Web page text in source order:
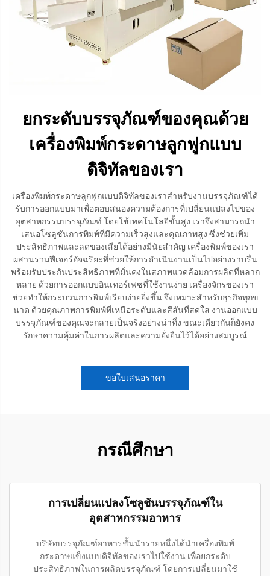
ยกระดับบรรจุภัณฑ์ของคุณด้วย
เครื่องพิมพ์กระดาษลูกฟูกแบบ
ดิจิทัลของเรา
เครื่องพิมพ์กระดาษลูกฟูกแบบดิจิทัลของเราสำหรับงานบรรจุภัณฑ์ได้
รับการออกแบบมาเพื่อตอบสนองความต้องการที่เปลี่ยนแปลงไปของ
อุตสาหกรรมบรรจุภัณฑ์ โดยใช้เทคโนโลยีขั้นสูง เราจึงสามารถนำ
เสนอโซลูชันการพิมพ์ที่มีความเร็วสูงและคุณภาพสูง ซึ่งช่วยเพิ่ม
ประสิทธิภาพและลดของเสียได้อย่างมีนัยสำคัญ เครื่องพิมพ์ของเรา
ผสานรวมฟีเจอร์อัจฉริยะที่ช่วยให้การดำเนินงานเป็นไปอย่างราบรื่น
พร้อมรับประกันประสิทธิภาพที่มั่นคงในสภาพแวดล้อมการผลิตที่หลาก
หลาย ด้วยการออกแบบอินเทอร์เฟซที่ใช้งานง่าย เครื่องจักรของเรา
ช่วยทำให้กระบวนการพิมพ์เรียบง่ายยิ่งขึ้น จึงเหมาะสำหรับธุรกิจทุกข
นาด ด้วยคุณภาพการพิมพ์ที่เหนือระดับและสีสันที่สดใส งานออกแบบ
บรรจุภัณฑ์ของคุณจะกลายเป็นจริงอย่างน่าทึ่ง ขณะเดียวกันก็ยังคง
รักษาความคุ้มค่าในการผลิตและความยั่งยืนไว้ได้อย่างสมบูรณ์
ขอใบเสนอราคา
กรณีศึกษา
การเปลี่ยนแปลงโซลูชันบรรจุภัณฑ์ใน
อุตสาหกรรมอาหาร
บริษัทบรรจุภัณฑ์อาหารชั้นนำรายหนึ่งได้นำเครื่องพิมพ์
กระดาษแข็งแบบดิจิทัลของเราไปใช้งาน เพื่อยกระดับ
ประสิทธิภาพในการผลิตบรรจุภัณฑ์ โดยการเปลี่ยนมาใช้